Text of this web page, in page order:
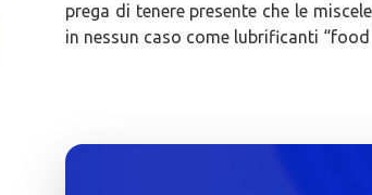
prega di tenere presente che le
in nessun caso come lubrificanti “food